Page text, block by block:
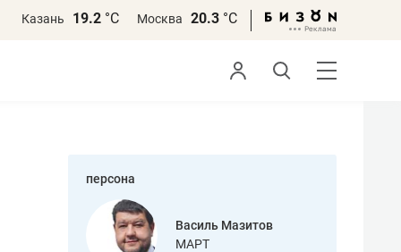
Казань 19.2 °С Москва 20.3 °С
персона
Василь Мазитов
МАРТ